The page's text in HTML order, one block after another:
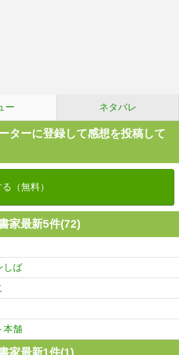
ー ネタバレ
ターに登録して感想を投稿して
（無料）
家最新5件(72)
しば
本舗
家最新1件(1)